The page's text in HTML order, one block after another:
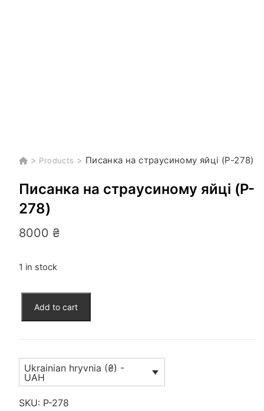
> Products > Писанка на страусиному яйці (P-278)
Писанка на страусиному яйці (P-
278)
8000 ₴
1 in stock
яйці
278)
quantity
Add to cart
Ukrainian hryvnia (₴) -
UAH
SKU: P-278